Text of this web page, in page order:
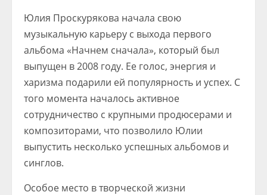
Юлия Проскурякова начала свою
музыкальную карьеру с выхода первого
альбома «Начнем сначала», который был
выпущен в 2008 году. Ее голос, энергия и
харизма подарили ей популярность и успех. С
того момента началось активное
сотрудничество с крупными продюсерами и
композиторами, что позволило Юлии
выпустить несколько успешных альбомов и
синглов.
Особое место в творческой жизни